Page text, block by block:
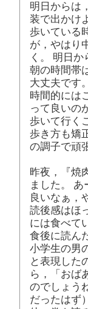
明日からは
装で出かけ
歩いている
が，やはり
く。 明日
朝の時間帯
大丈夫です
時間的には
って良いの
歩いて行く
歩き方も矯
の調子で頑
昨夜，『焼
ました。
良いなぁ，
読後感はほ
には食べて
食後に読ん
小学生の男
と表現した
ら，「おば
のでしょう
だったはず